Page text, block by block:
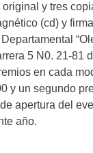
y tres
(cd) y
5 N0. 21-81
en cada
y un segundo
apertura del
año.